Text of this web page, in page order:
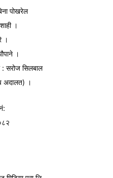
पोखरेल
।
।
।
: सरोज सिलबाल
अदालत) ।